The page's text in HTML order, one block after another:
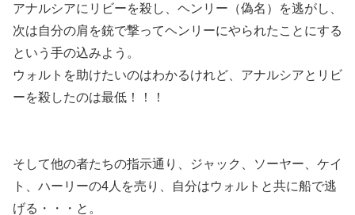
アナルシアにリビーを殺し、ヘンリー（偽名）を逃がし、
次は自分の肩を銃で撃ってヘンリーにやられたことにする
という手の込みよう。
ウォルトを助けたいのはわかるけれど、アナルシアとリビ
ーを殺したのは最低！！！
そして他の者たちの指示通り、ジャック、ソーヤー、ケイ
ト、ハーリーの4人を売り、自分はウォルトと共に船で逃
げる ・・・と。